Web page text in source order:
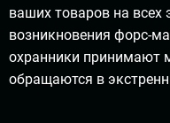
ваших товаров на всех
возникновения форс-
охранники принимают
обращаются в